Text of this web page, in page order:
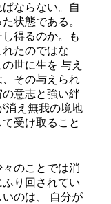
ならない。自
状態である。
得るのか。も
たのではな
世に生を 与え
その与えられ
意志と強い絆
消え無我の境地
受け取ること
のことでは消
り回されてい
のは、 自分が